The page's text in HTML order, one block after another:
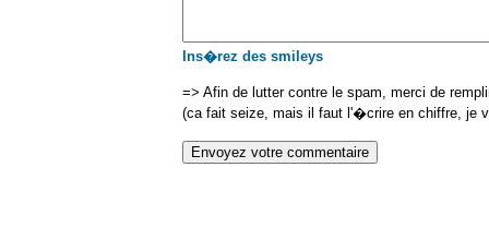
Ins�rez des smileys
=> Afin de lutter contre le spam, merci de
(ca fait seize, mais il faut l'�crire en chiffre, je